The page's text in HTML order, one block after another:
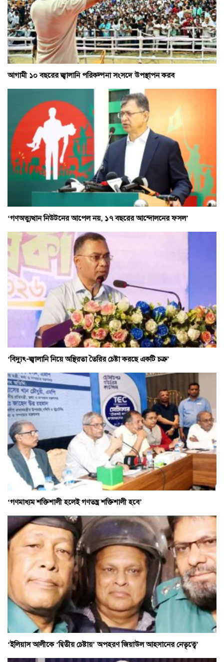
আগামী ১০ বছরের জ্বালানি পরিকল্পনা সংসদে উপস্থাপন করব
‘গণঅভ্যুত্থান নিউটনের আপেল নয়, ১৭ বছরের আন্দোলনের ফসল’
‘বিদ্যুৎ-জ্বালানি নিয়ে অস্থিরতা তৈরির চেষ্টা করছে একটি চক্র’
‘গণমাধ্যম শক্তিশালী হলেই গণতন্ত্র শক্তিশালী হবে’
‘ইলিয়াস আলীকে ‘দ্বিতীয় চেষ্টায়’ অপহরণ জিয়াউল আহসানের নেতৃত্বে’